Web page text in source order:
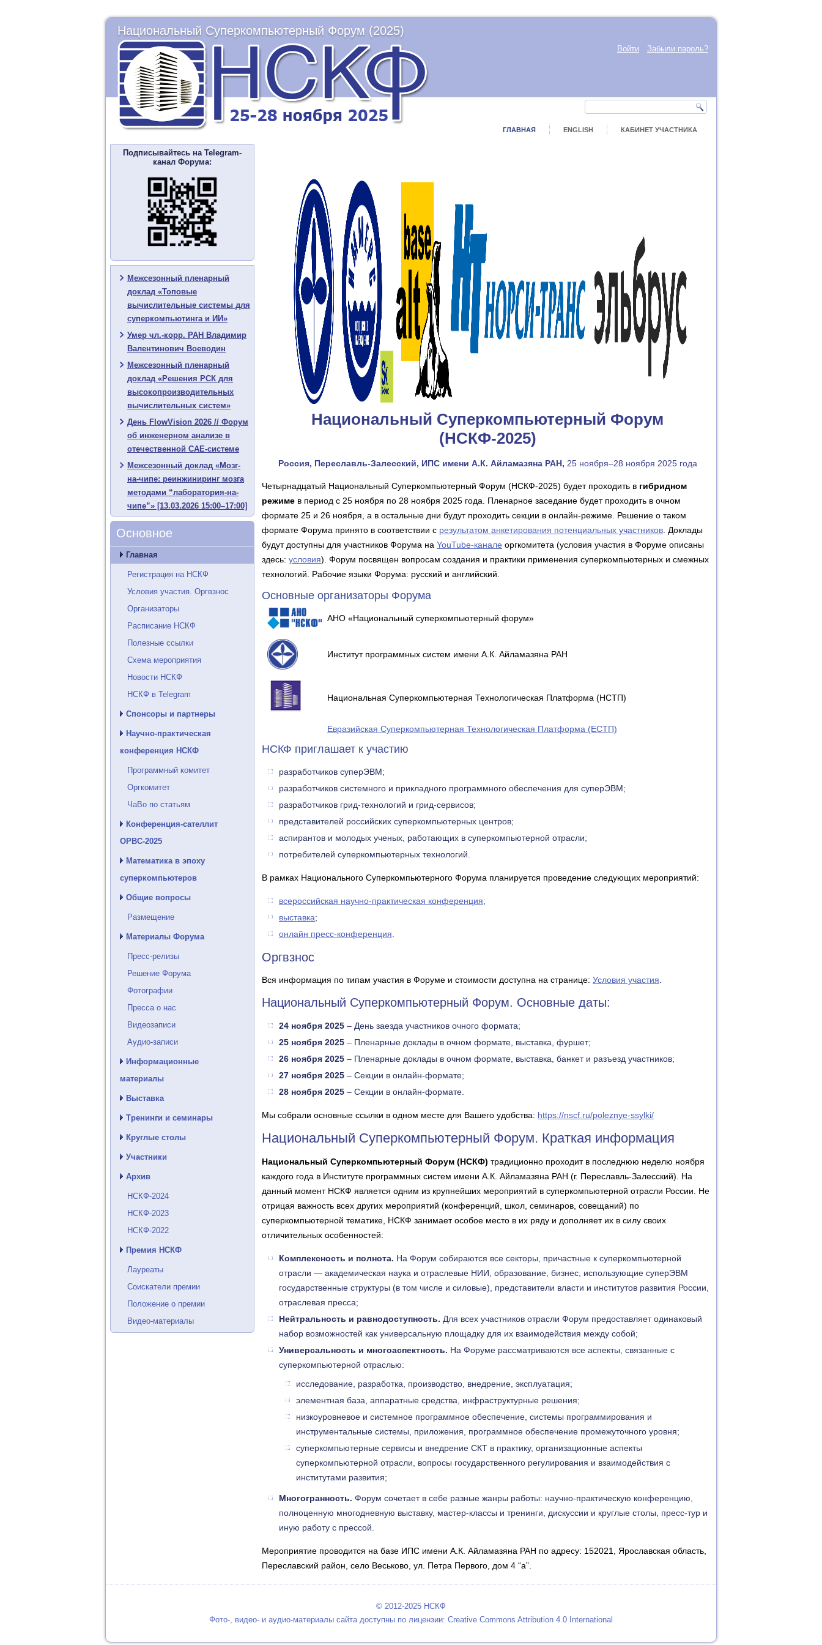
Национальный Суперкомпьютерный Форум (2025)
Войти Забыли пароль?
ГЛАВНАЯ ENGLISH КАБИНЕТ УЧАСТНИКА
Подписывайтесь на Telegram-
канал Форума:
Межсезонный пленарный
доклад «Топовые
вычислительные системы для
суперкомпьютинга и ИИ»
Умер чл.-корр. РАН Владимир
Валентинович Воеводин
Межсезонный пленарный
доклад «Решения РСК для
высокопроизводительных
вычислительных систем»
День FlowVision 2026 // Форум
об инженерном анализе в
отечественной CAE-системе
Межсезонный доклад «Мозг-
на-чипе: реинжиниринг мозга
методами “лаборатория-на-
чипе”» [13.03.2026 15:00–17:00]
Основное
Главная
Регистрация на НСКФ
Условия участия. Оргвзнос
Организаторы
Расписание НСКФ
Полезные ссылки
Схема мероприятия
Новости НСКФ
НСКФ в Telegram
Спонсоры и партнеры
Научно-практическая
конференция НСКФ
Программный комитет
Оргкомитет
ЧаВо по статьям
Конференция-сателлит
ОРВС-2025
Математика в эпоху
суперкомпьютеров
Общие вопросы
Размещение
Материалы Форума
Пресс-релизы
Решение Форума
Фотографии
Пресса о нас
Видеозаписи
Аудио-записи
Информационные
материалы
Выставка
Тренинги и семинары
Круглые столы
Участники
Архив
НСКФ-2024
НСКФ-2023
НСКФ-2022
Премия НСКФ
Лауреаты
Соискатели премии
Положение о премии
Видео-материалы
Национальный Суперкомпьютерный Форум
(НСКФ-2025)
Россия, Переславль-Залесский, ИПС имени А.К. Айламазяна РАН, 25 ноября–28 ноября 2025 года
Четырнадцатый Национальный Суперкомпьютерный Форум (НСКФ-2025) будет проходить в гибридном
режиме в период с 25 ноября по 28 ноября 2025 года. Пленарное заседание будет проходить в очном
формате 25 и 26 ноября, а в остальные дни будут проходить секции в онлайн-режиме. Решение о таком
формате Форума принято в соответствии с результатом анкетирования потенциальных участников. Доклады
будут доступны для участников Форума на YouTube-канале оргкомитета (условия участия в Форуме описаны
здесь: условия). Форум посвящен вопросам создания и практики применения суперкомпьютерных и смежных
технологий. Рабочие языки Форума: русский и английский.
Основные организаторы Форума
АНО «Национальный суперкомпьютерный форум»
Институт программных систем имени А.К. Айламазяна РАН
Национальная Суперкомпьютерная Технологическая Платформа (НСТП)
Евразийская Суперкомпьютерная Технологическая Платформа (ЕСТП)
НСКФ приглашает к участию
разработчиков суперЭВМ;
разработчиков системного и прикладного программного обеспечения для суперЭВМ;
разработчиков грид-технологий и грид-сервисов;
представителей российских суперкомпьютерных центров;
аспирантов и молодых ученых, работающих в суперкомпьютерной отрасли;
потребителей суперкомпьютерных технологий.
В рамках Национального Суперкомпьютерного Форума планируется проведение следующих мероприятий:
всероссийская научно-практическая конференция;
выставка;
онлайн пресс-конференция.
Оргвзнос
Вся информация по типам участия в Форуме и стоимости доступна на странице: Условия участия.
Национальный Суперкомпьютерный Форум. Основные даты:
24 ноября 2025 – День заезда участников очного формата;
25 ноября 2025 – Пленарные доклады в очном формате, выставка, фуршет;
26 ноября 2025 – Пленарные доклады в очном формате, выставка, банкет и разъезд участников;
27 ноября 2025 – Секции в онлайн-формате;
28 ноября 2025 – Секции в онлайн-формате.
Мы собрали основные ссылки в одном месте для Вашего удобства: https://nscf.ru/poleznye-ssylki/
Национальный Суперкомпьютерный Форум. Краткая информация
Национальный Суперкомпьютерный Форум (НСКФ) традиционно проходит в последнюю неделю ноября
каждого года в Институте программных систем имени А.К. Айламазяна РАН (г. Переславль-Залесский). На
данный момент НСКФ является одним из крупнейших мероприятий в суперкомпьютерной отрасли России. Не
отрицая важность всех других мероприятий (конференций, школ, семинаров, совещаний) по
суперкомпьютерной тематике, НСКФ занимает особое место в их ряду и дополняет их в силу своих
отличительных особенностей:
Комплексность и полнота. На Форум собираются все секторы, причастные к суперкомпьютерной
отрасли — академическая наука и отраслевые НИИ, образование, бизнес, использующие суперЭВМ
государственные структуры (в том числе и силовые), представители власти и институтов развития России,
отраслевая пресса;
Нейтральность и равнодоступность. Для всех участников отрасли Форум предоставляет одинаковый
набор возможностей как универсальную площадку для их взаимодействия между собой;
Универсальность и многоаспектность. На Форуме рассматриваются все аспекты, связанные с
суперкомпьютерной отраслью:
исследование, разработка, производство, внедрение, эксплуатация;
элементная база, аппаратные средства, инфраструктурные решения;
низкоуровневое и системное программное обеспечение, системы программирования и
инструментальные системы, приложения, программное обеспечение промежуточного уровня;
суперкомпьютерные сервисы и внедрение СКТ в практику, организационные аспекты
суперкомпьютерной отрасли, вопросы государственного регулирования и взаимодействия с
институтами развития;
Многогранность. Форум сочетает в себе разные жанры работы: научно-практическую конференцию,
полноценную многодневную выставку, мастер-классы и тренинги, дискуссии и круглые столы, пресс-тур и
иную работу с прессой.
Мероприятие проводится на базе ИПС имени А.К. Айламазяна РАН по адресу: 152021, Ярославская область,
Переславский район, село Веськово, ул. Петра Первого, дом 4 “а”.
© 2012-2025 НСКФ
Фото-, видео- и аудио-материалы сайта доступны по лицензии: Creative Commons Attribution 4.0 International